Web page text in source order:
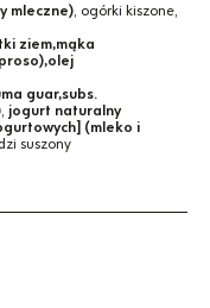
mleczne), ogórki kiszone,
ziem,mąka
guar,subs.
, jogurt naturalny
(mleko i
suszony